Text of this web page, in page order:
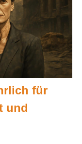
für
und